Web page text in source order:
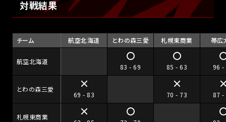
対戦結果
チーム 航空北海道 とわの森三愛 札幌東商業 帯広
航空北海道
83 - 69 85 - 63 96 -
とわの森三愛
69 - 83 70 - 73 87
札幌東商業